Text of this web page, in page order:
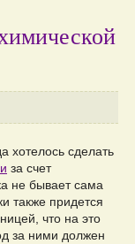
хотелось сделать
за счет
не бывает сама
также придется
что на это
за ними должен